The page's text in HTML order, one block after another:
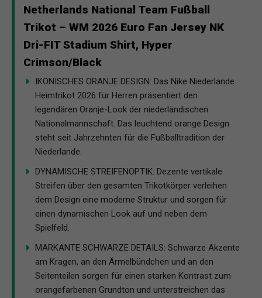
Netherlands National Team Fußball
Trikot – WM 2026 Euro Fan Jersey NK
Dri-FIT Stadium Shirt, Hyper
Crimson/Black
IKONISCHES ORANJE DESIGN: Das Nike Niederlande
Heimtrikot 2026 für Herren präsentiert den
legendären Oranje-Look der niederländischen
Nationalmannschaft. Das leuchtend orange Design
steht seit Jahrzehnten für die Fußballtradition der
Niederlande.
DYNAMISCHE STREIFENOPTIK: Dezente vertikale
Streifen über den gesamten Trikotkörper verleihen
dem Design eine moderne Struktur und sorgen für
einen dynamischen Look auf und neben dem
Spielfeld.
MARKANTE SCHWARZE DETAILS: Schwarze Akzente
am Kragen, an den Ärmelbündchen und an den
Seitenteilen sorgen für einen starken Kontrast zum
orangefarbenen Grundton und unterstreichen das